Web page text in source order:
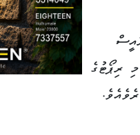
ރިޕޯޓުގެ